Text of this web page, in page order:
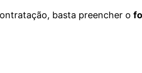
basta preencher o